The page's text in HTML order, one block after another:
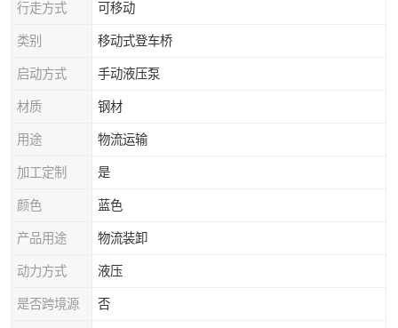
行走方式 可移动
类别 移动式登车桥
启动方式 手动液压泵
材质 钢材
用途 物流运输
加工定制 是
颜色 蓝色
产品用途 物流装卸
动力方式 液压
是否跨境源 否